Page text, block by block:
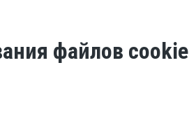
файлов cookie